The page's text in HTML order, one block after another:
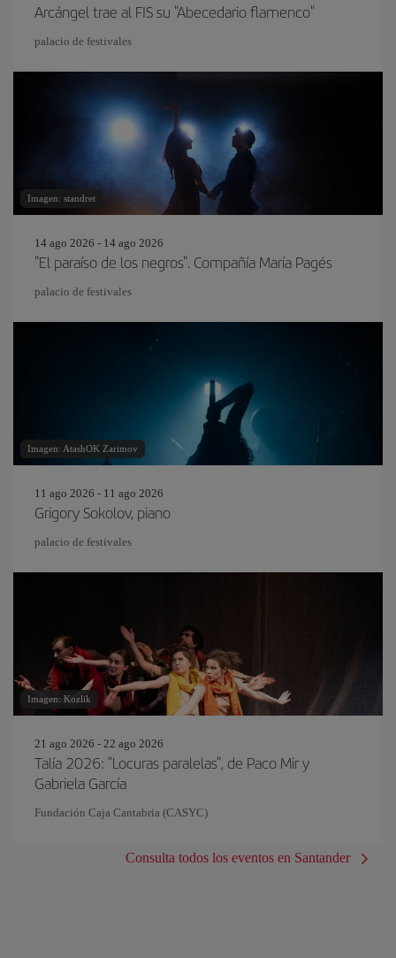
Arcángel trae al FIS su "Abecedario flamenco"
palacio de festivales
Imagen: standret
14 ago 2026 - 14 ago 2026
"El paraíso de los negros". Compañía María Pagés
palacio de festivales
Imagen: AtashOK Zarimov
11 ago 2026 - 11 ago 2026
Grigory Sokolov, piano
palacio de festivales
Imagen: Kozlik
21 ago 2026 - 22 ago 2026
Talía 2026: "Locuras paralelas", de Paco Mir y
Gabriela García
Fundación Caja Cantabria (CASYC)
Consulta todos los eventos en Santander